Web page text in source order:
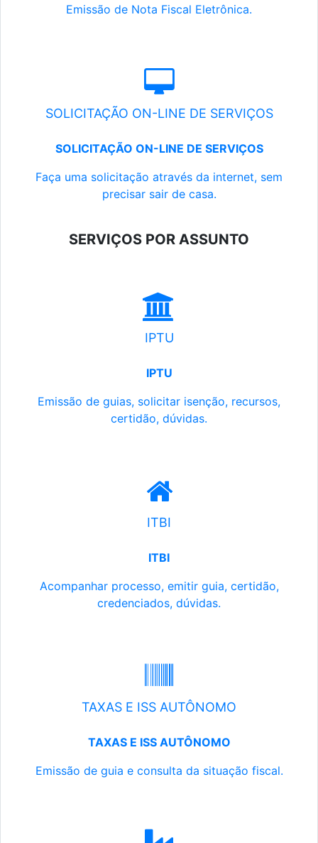
Emissão de Nota Fiscal Eletrônica.
SOLICITAÇÃO ON-LINE DE SERVIÇOS
SOLICITAÇÃO ON-LINE DE SERVIÇOS
Faça uma solicitação através da internet, sem
precisar sair de casa.
SERVIÇOS POR ASSUNTO
IPTU
IPTU
Emissão de guias, solicitar isenção, recursos,
certidão, dúvidas.
ITBI
ITBI
Acompanhar processo, emitir guia, certidão,
credenciados, dúvidas.
TAXAS E ISS AUTÔNOMO
TAXAS E ISS AUTÔNOMO
Emissão de guia e consulta da situação fiscal.